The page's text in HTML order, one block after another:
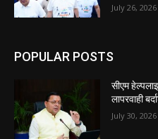
July 26, 2026
POPULAR POSTS
सीएम
लापरवाही
July 30, 2026